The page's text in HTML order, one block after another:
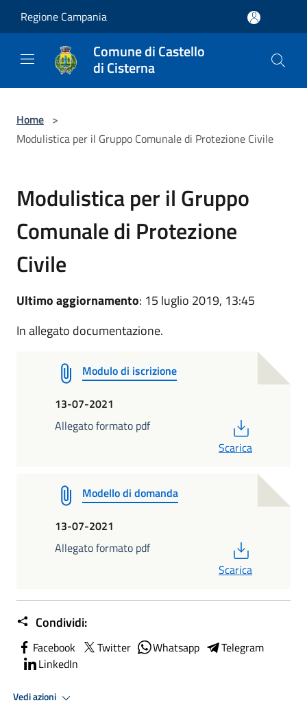
Regione Campania
Comune di Castello
di Cisterna
Home >
Modulistica per il Gruppo Comunale di Protezione Civile
Modulistica per il Gruppo
Comunale di Protezione
Civile
Ultimo aggiornamento: 15 luglio 2019, 13:45
In allegato documentazione.
Modulo di iscrizione
13-07-2021
Allegato formato pdf
Scarica
Modello di domanda
13-07-2021
Allegato formato pdf
Scarica
Condividi:
Facebook Twitter Whatsapp
Telegram
LinkedIn
Vedi azioni